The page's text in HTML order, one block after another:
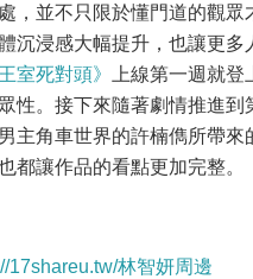
，並不只限於懂門道的觀
沉浸感大幅提升，也讓更
室死對頭》
上線第一週就
性。接下來隨著劇情推進
主角車世界的許楠儁所帶
都讓作品的看點更加完整。
17shareu.tw/林智妍周邊